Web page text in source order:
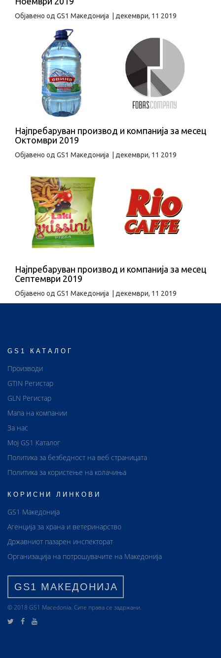
Објавено од GS1 Македонија декември, 11 2019
Најпребаруван производ и компанија за месец
Октомври 2019
Објавено од GS1 Македонија декември, 11 2019
Најпребаруван производ и компанија за месец
Септември 2019
Објавено од GS1 Македонија декември, 11 2019
GS1 КАТАЛОГ
Производи
GTIN Регистар
GLN Регистар
Мапа на компании
За нас
Мој GS1 Каталог
Политика за безбедност на веб страницата
Политика за користење на колачиња
КОРИСНИ ЛИНКОВИ
GS1 Македонија
Агенција за храна и ветеринарство
Државниот пазарен инспекторат
Организација на потрошувачите на Македонија
GS1 МАКЕДОНИЈА
© 2018 GS1 Маcedonia. Сите права се задржани.